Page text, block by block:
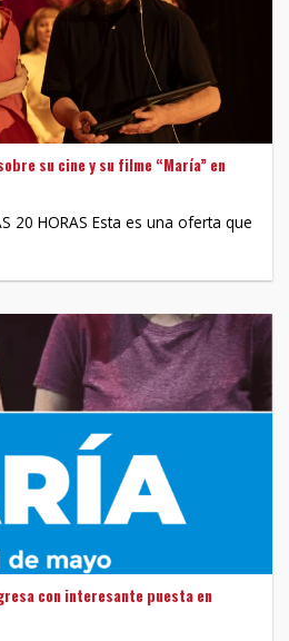
su cine y su filme “María” en
20 HORAS Esta es una oferta que
con interesante puesta en